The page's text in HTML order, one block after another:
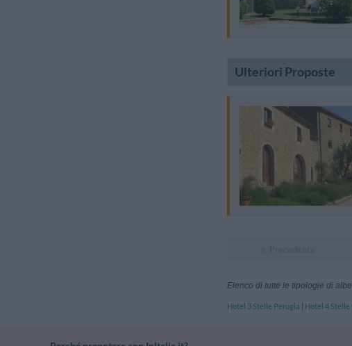
Ulteriori Proposte
Elenco di tutte le tipologie di
Hotel 3 Stelle Perugia | Hotel 4 Stelle